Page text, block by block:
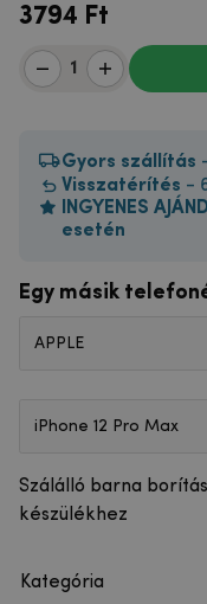
3794 Ft
Gyors szállítás
Visszatérítés -
INGYENES
esetén
Egy másik
APPLE
iPhone 12 Pro Max
Szálálló barna
készülékhez
Kategória